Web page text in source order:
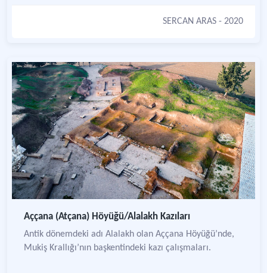
SERCAN ARAS - 2020
Aççana (Atçana) Höyüğü/Alalakh Kazıları
Antik dönemdeki adı Alalakh olan Aççana Höyüğü’nde,
Mukiş Krallığı’nın başkentindeki kazı çalışmaları.